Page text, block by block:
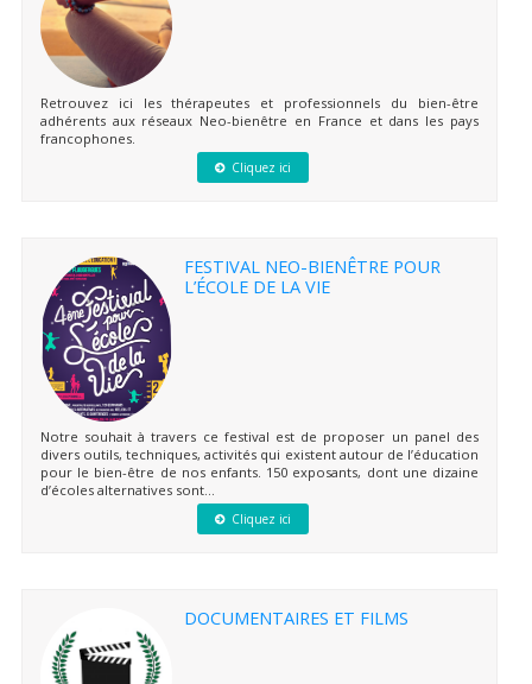
Retrouvez ici les thérapeutes et professionnels du bien-être
adhérents aux réseaux Neo-bienêtre en France et dans les pays
francophones.
Cliquez ici
FESTIVAL NEO-BIENÊTRE POUR
L’ÉCOLE DE LA VIE
Notre souhait à travers ce festival est de proposer un panel des
divers outils, techniques, activités qui existent autour de l’éducation
pour le bien-être de nos enfants. 150 exposants, dont une dizaine
d’écoles alternatives sont...
Cliquez ici
DOCUMENTAIRES ET FILMS